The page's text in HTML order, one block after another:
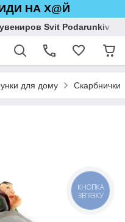
НА Х@Й
Svit Podarunkiv
для дому Скарбнички
КНОПКА
ЗВ'ЯЗКУ